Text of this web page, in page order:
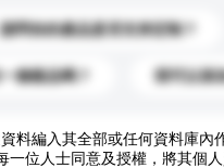
請問你的產品是否支持定制？
個樣品嗎？ 我可以添
料編入其全部或任何資料庫
位人士同意及授權，將其個